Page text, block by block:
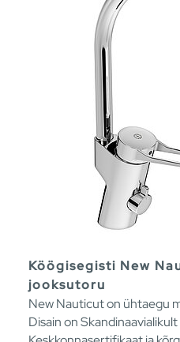
Köögisegisti New
jooksutoru
New Nauticut on ühtaegu
Disain on